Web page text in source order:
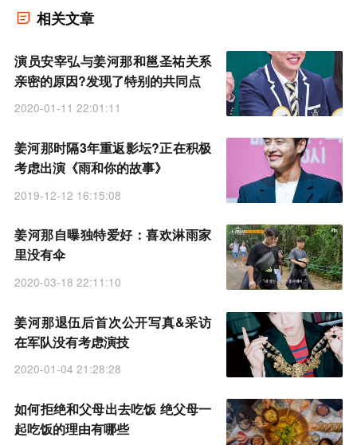
相关文章
演员安宰弘与姜河那和邕圣祐关系
亲密的原因?发现了特别的共同点
2020-01-11 22:01:11
姜河那时隔3年重返影坛?正在积极
考虑出演《雨和你的故事》
2019-12-12 16:15:08
姜河那自曝独特爱好：喜欢淋雨家
里没有伞
2020-03-18 22:11:10
姜河那退伍后首次公开写真&采访
在军队没有考虑演技
2020-01-04 21:28:28
如何拒绝和父母出去吃饭 绝父母一
起吃饭的理由有哪些